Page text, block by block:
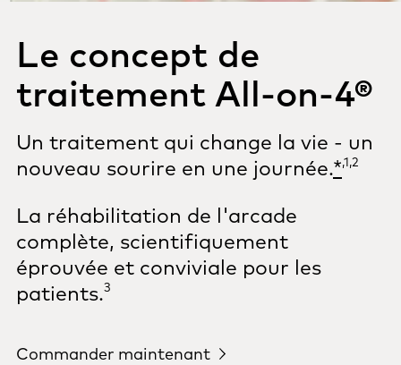
Le concept de
traitement All-on-4®
Un traitement qui change la vie - un
nouveau sourire en une journée.*,1,2
La réhabilitation de l'arcade
complète, scientifiquement
éprouvée et conviviale pour les
patients.3
Commander maintenant